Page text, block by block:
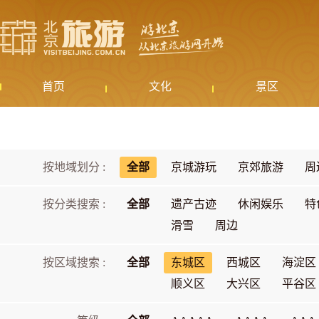
首页 文化 景区
按地域划分 : 全部 京城游玩 京郊旅游 周
按分类搜索 : 全部 遗产古迹 休闲娱乐
特
滑雪
周边
按区域搜索 : 全部 东城区 西城区
海淀区
顺义区
大兴区 平谷区